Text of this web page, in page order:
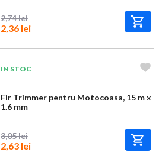
2,74 lei
2,36 lei
IN STOC
Fir Trimmer pentru Motocoasa, 15 m x
1.6 mm
3,05 lei
2,63 lei